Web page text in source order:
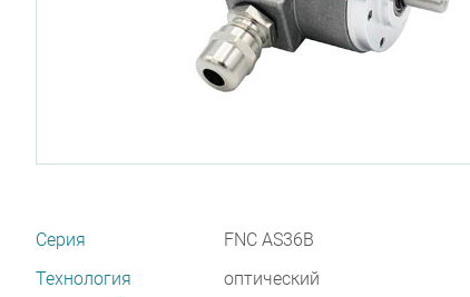
Серия
FNC AS36B
Технология
оптический